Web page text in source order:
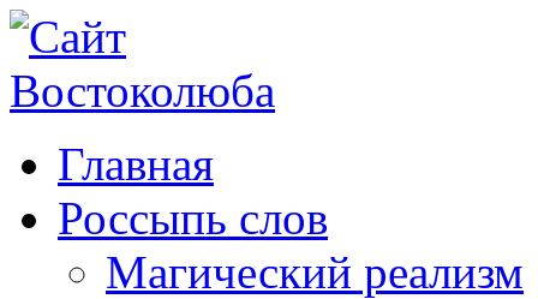
Главная
Россыпь слов
Магический реализм